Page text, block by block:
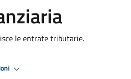
le entrate tributarie.